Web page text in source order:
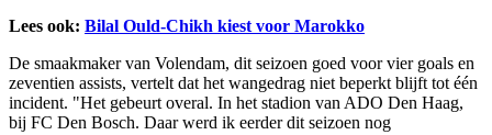
Lees ook: Bilal Ould-Chikh kiest voor Marokko
De smaakmaker van Volendam, dit seizoen goed voor vier goals en
zeventien assists, vertelt dat het wangedrag niet beperkt blijft tot één
incident. "Het gebeurt overal. In het stadion van ADO Den Haag,
bij FC Den Bosch. Daar werd ik eerder dit seizoen nog